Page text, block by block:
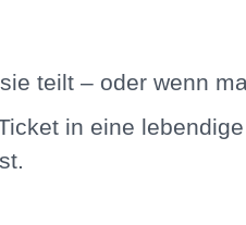
teilt – oder wenn
in eine